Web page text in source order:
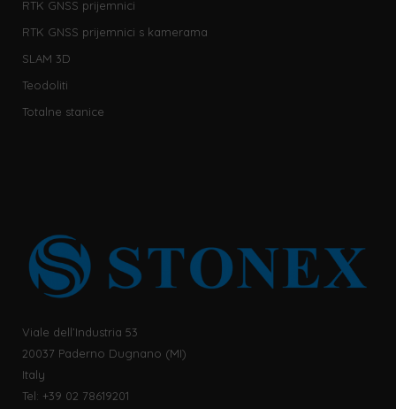
RTK GNSS prijemnici
RTK GNSS prijemnici s kamerama
SLAM 3D
Teodoliti
Totalne stanice
Viale dell’Industria 53
20037 Paderno Dugnano (MI)
Italy
Tel: +39 02 78619201